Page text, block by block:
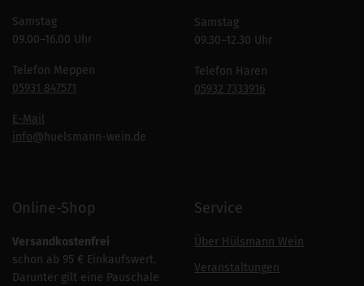
Samstag
09.00–16.00 Uhr
Telefon Meppen
05931 847571
E-Mail
info@huelsmann-wein.de
Samstag
09.30–12.30 Uhr
Telefon Haren
05932 7333916
Online-Shop
Versandkostenfrei
schon ab 95 € Einkaufswert.
Darunter gilt eine Pauschale
Service
Über Hülsmann Wein
Veranstaltungen